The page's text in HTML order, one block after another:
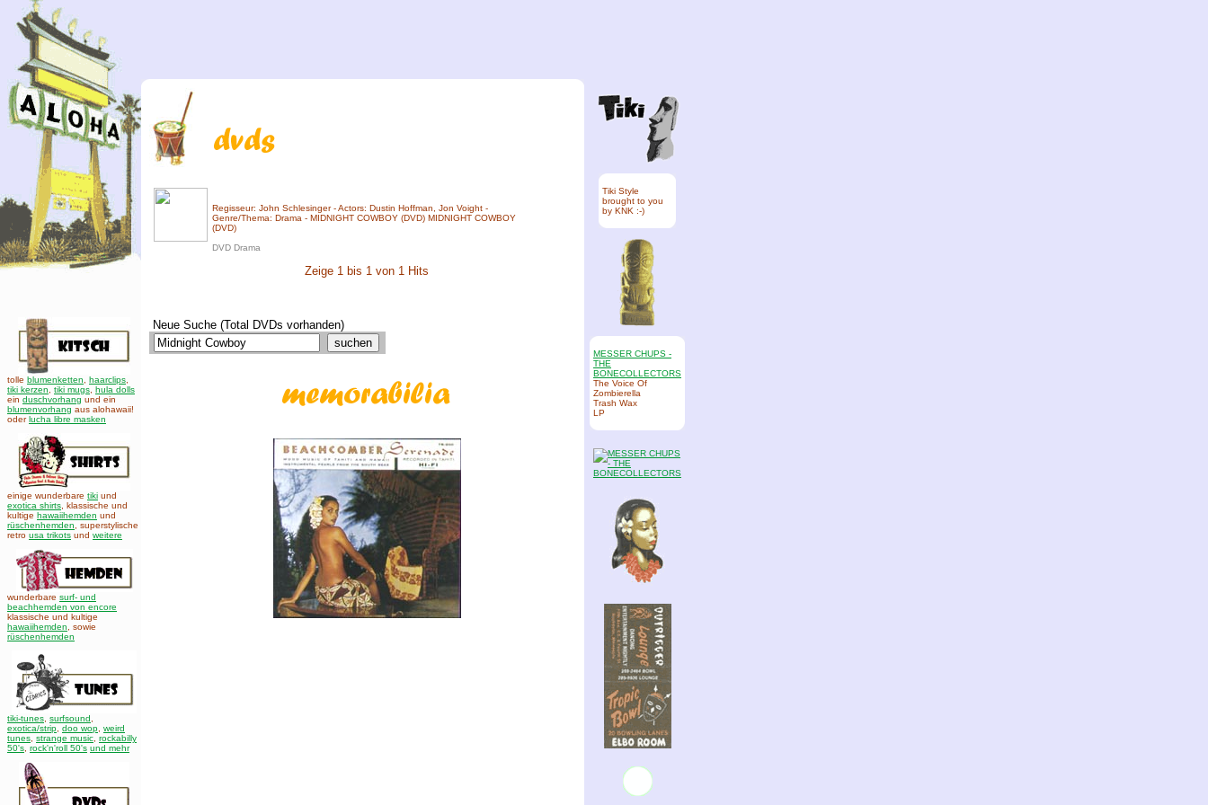
tolle blumenketten haarclips
tiki kerzen
tiki mugs hula dolls
ein duschvorhang und ein
blumenvorhang aus alohawaii!
oderlucha libre masken
einige wunderbare tiki und
exotica shirts , klassische und
kultige hawaiihemden und
rüschenhemden , superstylische
retro usa trikots und weitere
wunderbare surf- und
beachhemden von encore
klassische und kultige
hawaiihemden
sowie
rüschenhemden
tiki-tunes surfsound
exotica/strip doo wop weird
tunes strange music rockabilly
50's rock'n'roll 50's und mehr
Regisseur: John Schlesinger - Actors: Dustin Hoffman, Jon Voight -
Genre/Thema: Drama - MIDNIGHT COWBOY (DVD) MIDNIGHT COWBOY
(DVD)
DVD Drama
Zeige 1 bis 1 von 1 Hits
Neue Suche (Total DVDs vorhanden)
Tiki Style
brought to you
by KNK :-)
MESSER CHUPS -
THE
BONECOLLECTORS
The Voice Of
Zombierella
Trash Wax
LP